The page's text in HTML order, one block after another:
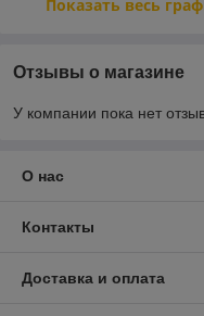
Показать весь
Отзывы о магазине
У компании пока нет
О нас
Контакты
Доставка и оплата